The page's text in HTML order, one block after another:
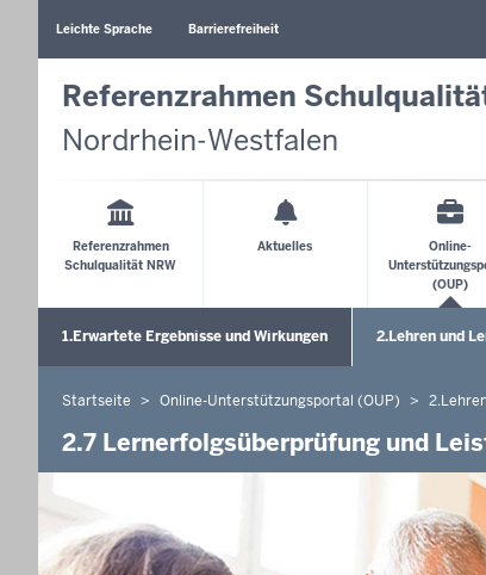
Sprachen
Leichte Sprache Barrierefreiheit
Referenzrahmen
Nordrhein-Westfalen
Referenzrahmen
Schulqualität NRW
Aktuelles
Online-
(OUP)
1.Erwartete Ergebnisse und Wirkungen 2.Lehren und
Sie
befinden
Startseite Online-Unterstützungsportal (OUP)
2.7 Lernerfolgsüberprüfung und